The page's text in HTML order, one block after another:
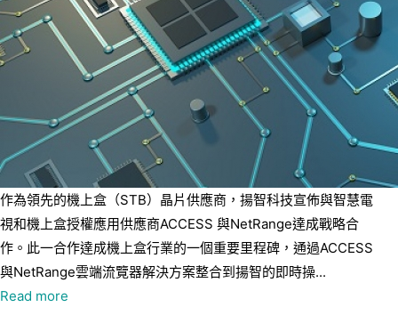
作為領先的機上盒（STB）晶片供應商，揚智科技宣佈與智慧電
視和機上盒授權應用供應商ACCESS 與NetRange達成戰略合
作。此一合作達成機上盒行業的一個重要里程碑，通過ACCESS
與NetRange雲端流覽器解決方案整合到揚智的即時操...
Read more